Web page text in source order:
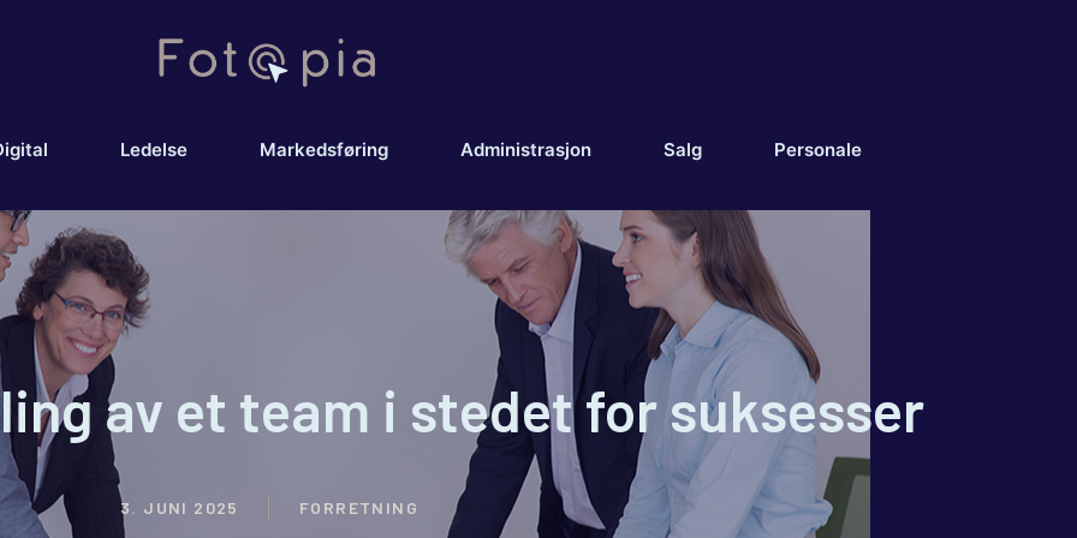
Ledelse Markedsføring Administrasjon Salg Personale
av et team i stedet for suksesser
3. JUNI 2025 FORRETNING